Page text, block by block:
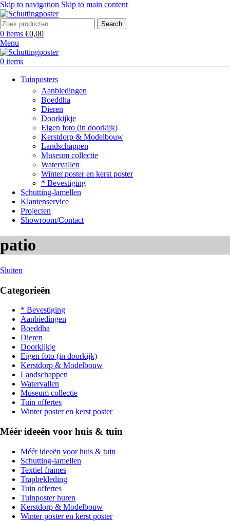
Skip to navigation Skip to main content
Search
0 items €0,00
Menu
0 items
Tuinposters
Aanbiedingen
Boeddha
Dieren
Doorkijkje
Eigen foto (in doorkijk)
Kerstdorp & Modelbouw
Landschappen
Museum collectie
Watervallen
Winter poster en kerst poster
* Bevestiging
Schutting-lamellen
Klantenservice
Projecten
Showroom/Contact
patio
Sluiten
Categorieën
* Bevestiging
Aanbiedingen
Boeddha
Dieren
Doorkijkje
Eigen foto (in doorkijk)
Kerstdorp & Modelbouw
Landschappen
Watervallen
Museum collectie
Tuin offertes
Winter poster en kerst poster
Méér ideeën voor huis & tuin
Méér ideeën voor huis & tuin
Schutting-lamellen
Textiel frames
Trapbekleding
Tuin offertes
Tuinposter huren
Kerstdorp & Modelbouw
Winter poster en kerst poster